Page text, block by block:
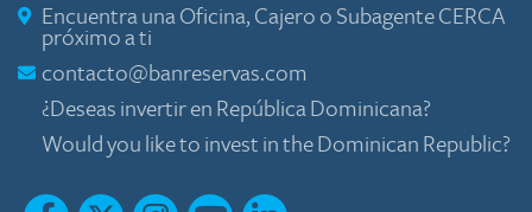
Encuentra una Oficina, Cajero o Subagente CERCA
próximo a ti
contacto@banreservas.com
¿Deseas invertir en República Dominicana?
Would you like to invest in the Dominican Republic?